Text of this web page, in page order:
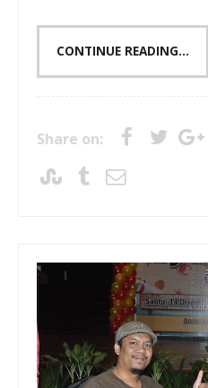
CONTINUE READING...
Share on: